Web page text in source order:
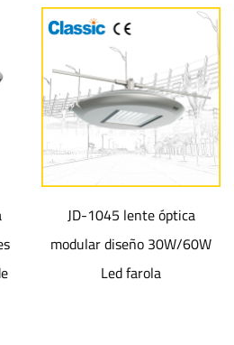
JD-1045 lente óptica
modular diseño 30W/60W
Led farola